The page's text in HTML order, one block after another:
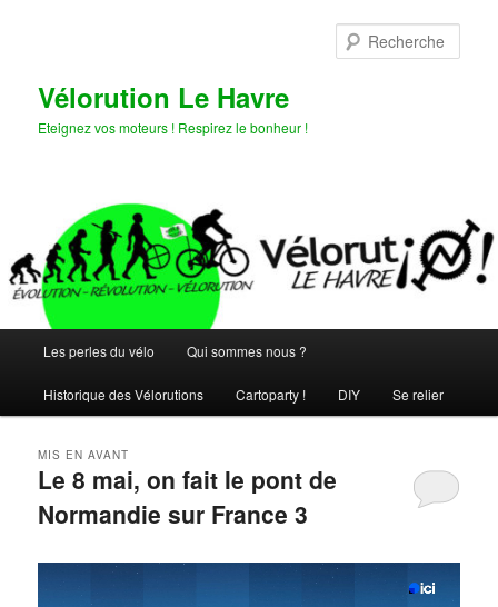
Vélorution Le Havre
Eteignez vos moteurs ! Respirez le bonheur !
principal
Les perles du vélo Qui sommes nous ?
Historique des Vélorutions Cartoparty ! DIY Se relier
Le 8 mai, on fait le pont de
Normandie sur France 3
MIS EN AVANT